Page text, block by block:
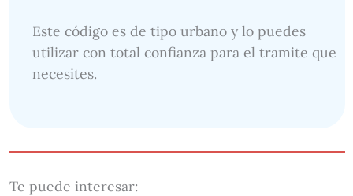
Este código es de tipo urbano y lo puedes
utilizar con total confianza para el tramite que
necesites.
Te puede interesar: